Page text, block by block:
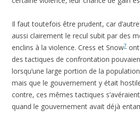
Il faut toutefois être prudent, car
aussi clairement le recul subit par des
enclins à la violence. Cress et Snow7
des tactiques de confrontation
lorsqu’une large portion de la
mais que le gouvernement y était
contre, ces mêmes tactiques
quand le gouvernement avait déjà